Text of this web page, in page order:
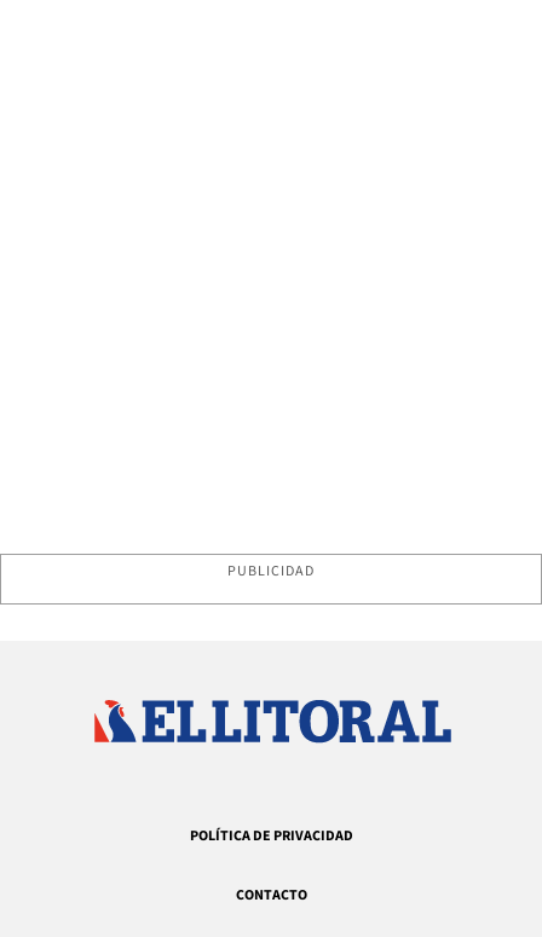
PUBLICIDAD
POLÍTICA DE PRIVACIDAD
CONTACTO